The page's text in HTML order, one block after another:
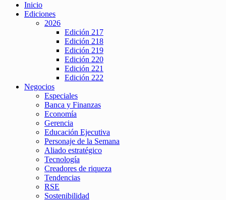
Inicio
Ediciones
2026
Edición 217
Edición 218
Edición 219
Edición 220
Edición 221
Edición 222
Negocios
Especiales
Banca y Finanzas
Economía
Gerencia
Educación Ejecutiva
Personaje de la Semana
Aliado estratégico
Tecnología
Creadores de riqueza
Tendencias
RSE
Sostenibilidad